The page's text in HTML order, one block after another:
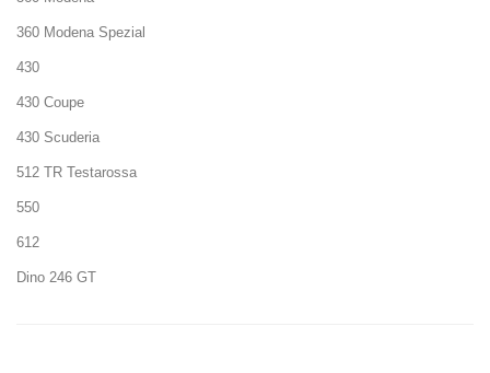
360 Modena Spezial
430
430 Coupe
430 Scuderia
512 TR Testarossa
550
612
Dino 246 GT